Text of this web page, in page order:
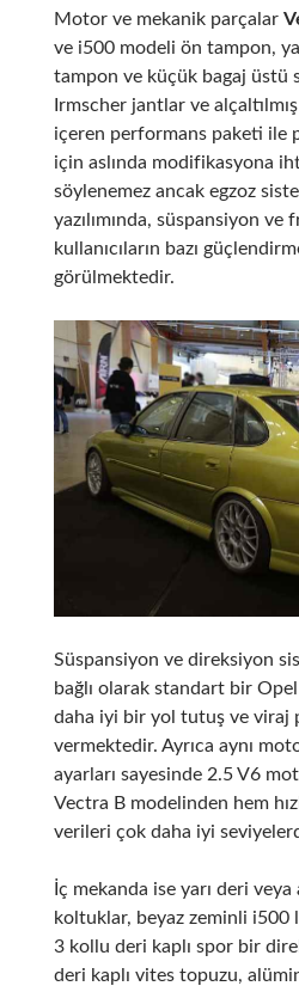
Motor ve mekanik parçalar
ve i500 modeli ön tampon,
tampon ve küçük bagaj üstü
Irmscher jantlar ve
içeren performans paketi ile
için aslında modifikasyona
söylenemez ancak egzoz
yazılımında, süspansiyon ve
kullanıcıların bazı
görülmektedir.
Süspansiyon ve direksiyon
bağlı olarak standart bir Opel
daha iyi bir yol tutuş ve viraj
vermektedir. Ayrıca aynı
ayarları sayesinde 2.5 V6
Vectra B modelinden hem
verileri çok daha iyi
İç mekanda ise yarı deri
koltuklar, beyaz zeminli i500
3 kollu deri kaplı spor bir
deri kaplı vites topuzu,